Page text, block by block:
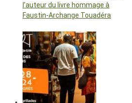
l’auteur du livre hommage à
Faustin-Archange Touadéra